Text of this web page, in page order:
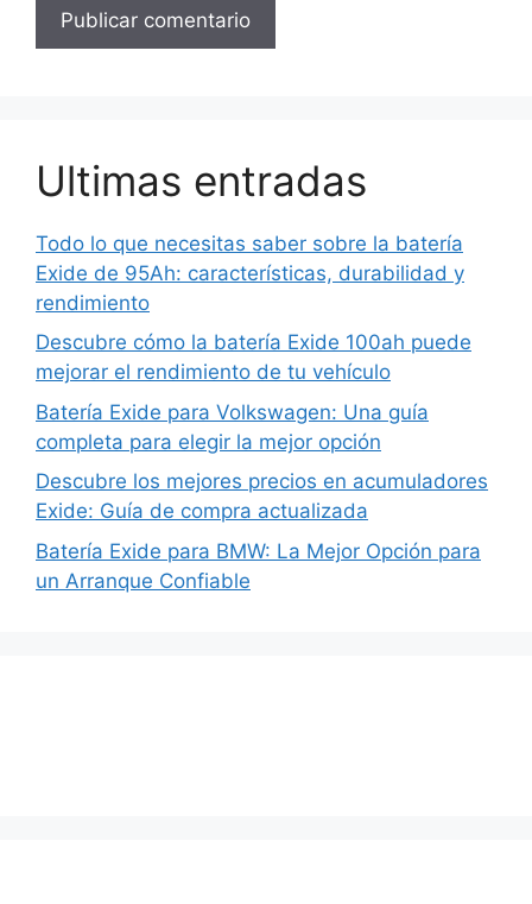
Ultimas entradas
Todo lo que necesitas saber sobre la batería
Exide de 95Ah: características, durabilidad y
rendimiento
Descubre cómo la batería Exide 100ah puede
mejorar el rendimiento de tu vehículo
Batería Exide para Volkswagen: Una guía
completa para elegir la mejor opción
Descubre los mejores precios en acumuladores
Exide: Guía de compra actualizada
Batería Exide para BMW: La Mejor Opción para
un Arranque Confiable